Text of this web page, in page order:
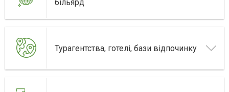
більярд
Турагентства, готелі, бази відпочинку